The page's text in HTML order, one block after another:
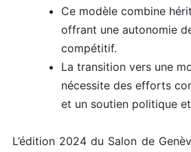
Ce modèle combine
offrant une autonomie
compétitif.
La transition vers une
nécessite des efforts
et un soutien politique
L’édition 2024 du Salon de